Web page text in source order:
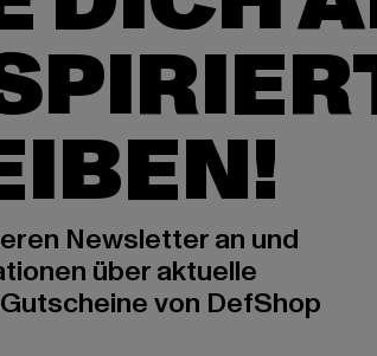
Newsletter an und
über aktuelle
von DefShop